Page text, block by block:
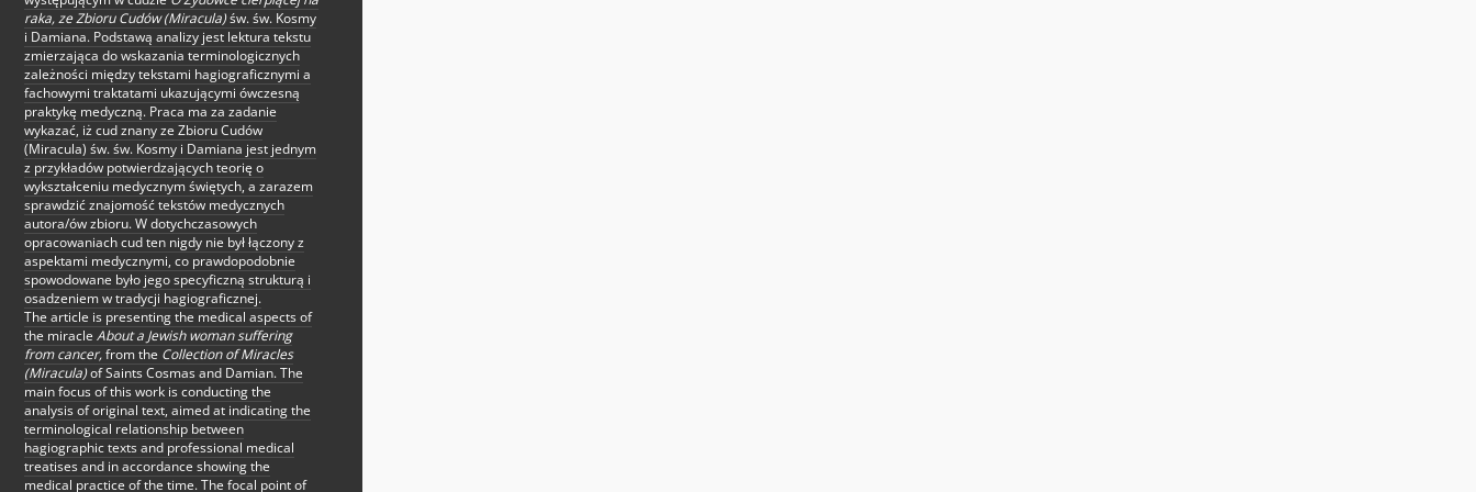
raka, ze Zbioru Cudów (Miracula)św. św. Kosmy
i Damiana. Podstawą analizy jest lektura tekstu
zmierzająca do wskazania terminologicznych
zależności między tekstami hagiograficznymi a
fachowymi traktatami ukazującymi ówczesną
praktykę medyczną. Praca ma za zadanie
wykazać, iż cud znany ze Zbioru Cudów
(Miracula) św. św. Kosmy i Damiana jest jednym
z przykładów potwierdzających teorię o
wykształceniu medycznym świętych, a zarazem
sprawdzić znajomość tekstów medycznych
autora/ów zbioru. W dotychczasowych
opracowaniach cud ten nigdy nie był łączony z
aspektami medycznymi, co prawdopodobnie
spowodowane było jego specyficzną strukturą i
osadzeniem w tradycji hagiograficznej.
The article is presenting the medical aspects of
the miracle About a Jewish woman suffering
from cancer,from the Collection of Miracles
(Miracula)of Saints Cosmas and Damian. The
main focus of this work is conducting the
analysis of original text, aimed at indicating the
terminological relationship between
hagiographic texts and professional medical
treatises and in accordance showing the
medical practice of the time. The focal point of